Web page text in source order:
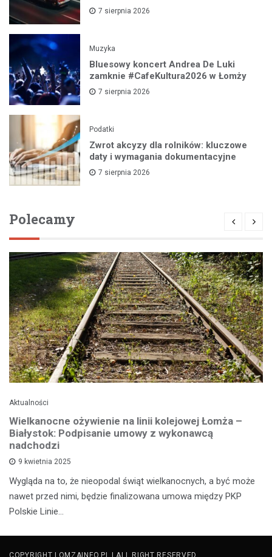
7 sierpnia 2026
Muzyka
Bluesowy koncert Andrea De Luki
zamknie #CafeKultura2026 w Łomży
7 sierpnia 2026
Podatki
Zwrot akcyzy dla rolników: kluczowe
daty i wymagania dokumentacyjne
7 sierpnia 2026
Polecamy
Aktualności
Wielkanocne ożywienie na linii kolejowej Łomża –
Białystok: Podpisanie umowy z wykonawcą
nadchodzi
9 kwietnia 2025
Wygląda na to, że nieopodal świąt wielkanocnych, a być może
nawet przed nimi, będzie finalizowana umowa między PKP
Polskie Linie…